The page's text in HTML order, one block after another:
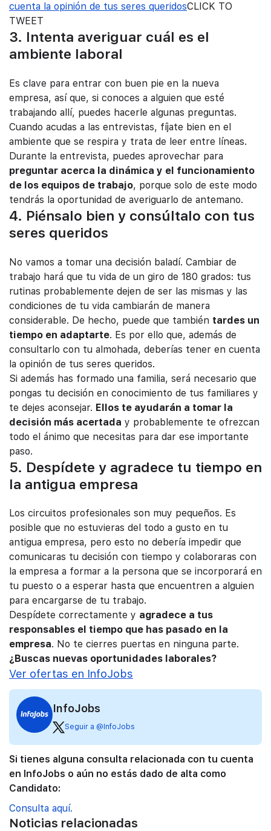
cuenta la opinión de tus seres queridosCLICK TO
TWEET
3. Intenta averiguar cuál es el
ambiente laboral
Es clave para entrar con buen pie en la nueva
empresa, así que, si conoces a alguien que esté
trabajando allí, puedes hacerle algunas preguntas.
Cuando acudas a las entrevistas, fíjate bien en el
ambiente que se respira y trata de leer entre líneas.
Durante la entrevista, puedes aprovechar para
preguntar acerca la dinámica y el funcionamiento
de los equipos de trabajo, porque solo de este modo
tendrás la oportunidad de averiguarlo de antemano.
4. Piénsalo bien y consúltalo con tus
seres queridos
No vamos a tomar una decisión baladí. Cambiar de
trabajo hará que tu vida de un giro de 180 grados: tus
rutinas probablemente dejen de ser las mismas y las
condiciones de tu vida cambiarán de manera
considerable. De hecho, puede que también tardes un
tiempo en adaptarte. Es por ello que, además de
consultarlo con tu almohada, deberías tener en cuenta
la opinión de tus seres queridos.
Si además has formado una familia, será necesario que
pongas tu decisión en conocimiento de tus familiares y
te dejes aconsejar. Ellos te ayudarán a tomar la
decisión más acertada y probablemente te ofrezcan
todo el ánimo que necesitas para dar ese importante
paso.
5. Despídete y agradece tu tiempo en
la antigua empresa
Los circuitos profesionales son muy pequeños. Es
posible que no estuvieras del todo a gusto en tu
antigua empresa, pero esto no debería impedir que
comunicaras tu decisión con tiempo y colaboraras con
la empresa a formar a la persona que se incorporará en
tu puesto o a esperar hasta que encuentren a alguien
para encargarse de tu trabajo.
Despídete correctamente y agradece a tus
responsables el tiempo que has pasado en la
empresa. No te cierres puertas en ninguna parte.
¿Buscas nuevas oportunidades laborales?
Ver ofertas en InfoJobs
InfoJobs
Seguir a @InfoJobs
Si tienes alguna consulta relacionada con tu cuenta
en InfoJobs o aún no estás dado de alta como
Candidato:
Consulta aquí.
Noticias relacionadas